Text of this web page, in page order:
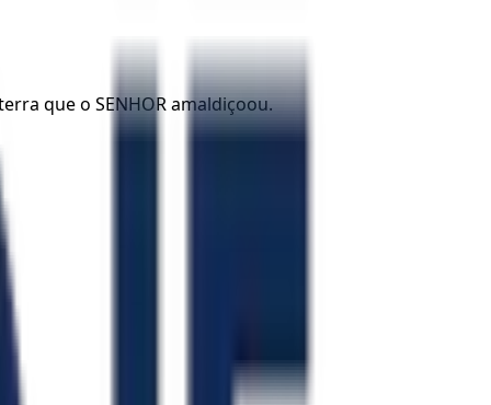
que o SENHOR amaldiçoou.